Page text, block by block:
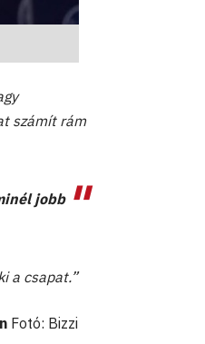
számít rám
jobb
a csapat.”
Fotó: Bizzi